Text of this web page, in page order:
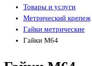
Товары и услуги
Метрический крепеж
Гайки метрические
Гайки М64